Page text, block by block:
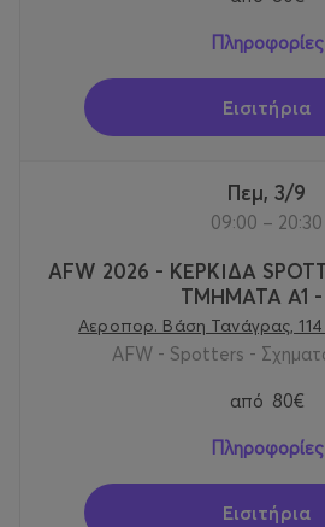
Πληροφορίες
Εισιτήρια
Πεμ, 3/9
09:00 – 20:30
AFW 2026 - ΚΕΡΚΙΔΑ
ΤΜΗΜΑΤΑ Α1 -
Αεροπορ. Βάση Τανάγρας,
AFW - Spotters -
από 80€
Πληροφορίες
Εισιτήρια